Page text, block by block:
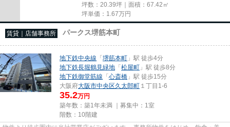
坪数：20.39坪｜面積：67.42㎡
坪単価： 1.67万円
賃貸｜店舗事務所 パークス堺筋本町
地下鉄中央線 「堺筋本町 」駅 徒歩4分
地下鉄長堀鶴見緑地 「松屋町 」駅 徒歩8分
地下鉄御堂筋線 「心斎橋 」駅 徒歩15分
大阪府大阪市中央区久太郎町 １丁目1-6
35.2万円
築年数：築1年未満 ｜募集中： 1室
階数：10階建